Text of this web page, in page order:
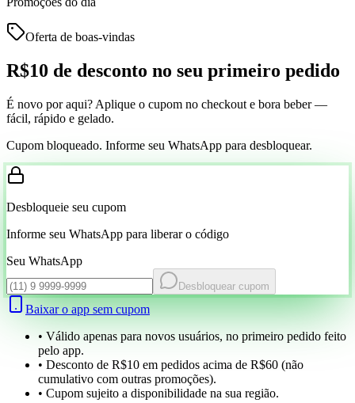
Oferta de boas-vindas
R$10 de desconto no seu primeiro pedido
É novo por aqui? Aplique o cupom no checkout e bora beber —
fácil, rápido e gelado.
Cupom bloqueado. Informe seu WhatsApp para desbloquear.
Desbloqueie seu cupom
Informe seu WhatsApp para liberar o código
Seu WhatsApp
Desbloquear cupom
Baixar o app sem cupom
• Válido apenas para novos usuários, no primeiro pedido feito
pelo app.
• Desconto de R$10 em pedidos acima de R$60 (não
cumulativo com outras promoções).
• Cupom sujeito a disponibilidade na sua região.